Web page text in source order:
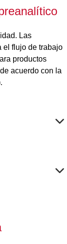
Las
el flujo de trabajo
productos
acuerdo con la